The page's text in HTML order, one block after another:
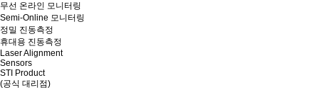
무선 온라인 모니터링
Semi-Online 모니터링
정밀 진동측정
휴대용 진동측정
Laser Alignment
Sensors
STI Product
(공식 대리점)